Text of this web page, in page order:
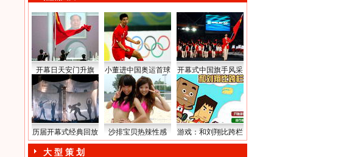
开幕日天安门升旗 小董进中国奥运首球 开幕式中国旗手风采
历届开幕式经典回放 沙排宝贝热辣性感 游戏：和刘翔比跨栏
大 型 策 划